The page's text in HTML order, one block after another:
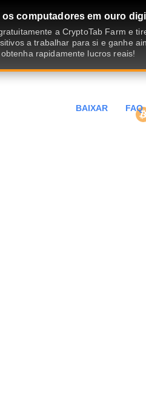
computadores em ouro
a CryptoTab Farm e
a trabalhar para si e ganhe
rapidamente lucros reais!
BAIXAR FAQ